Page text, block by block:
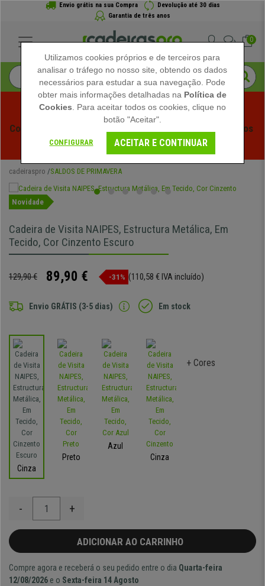
Envio grátis na sua Compra
Devolução até 30 dias
Garantia de três anos
0
Começam os Saldos de Verão em Cadeiraspro! Descontos
Exclusivos por Tempo Limitado - Ver Promoção
cadeiraspro SALDOS DE PRIMAVERA
Novidade
Cadeira de Visita NAIPES, Estructura Metálica, Em
Tecido, Cor Cinzento Escuro
129,90 € 89,90 € -31% (110,58 € IVA incluído)
Envio GRÁTIS (3-5 dias) Em stock
Cinza
Preto
Azul
Cinza
+ Cores
- +
ADICIONAR AO CARRINHO
Compre agora e receberá o seu pedido entre o dia Quarta-feira
12/08/2026 e o Sexta-feira 14 Agosto
Utilizamos cookies próprios e de terceiros para
analisar o tráfego no nosso site, obtendo os dados
necessários para estudar a sua navegação. Pode
obter mais informações detalhadas na Política de
Cookies . Para aceitar todos os cookies, clique no
botão "Aceitar".
CONFIGURAR ACEITAR E CONTINUAR